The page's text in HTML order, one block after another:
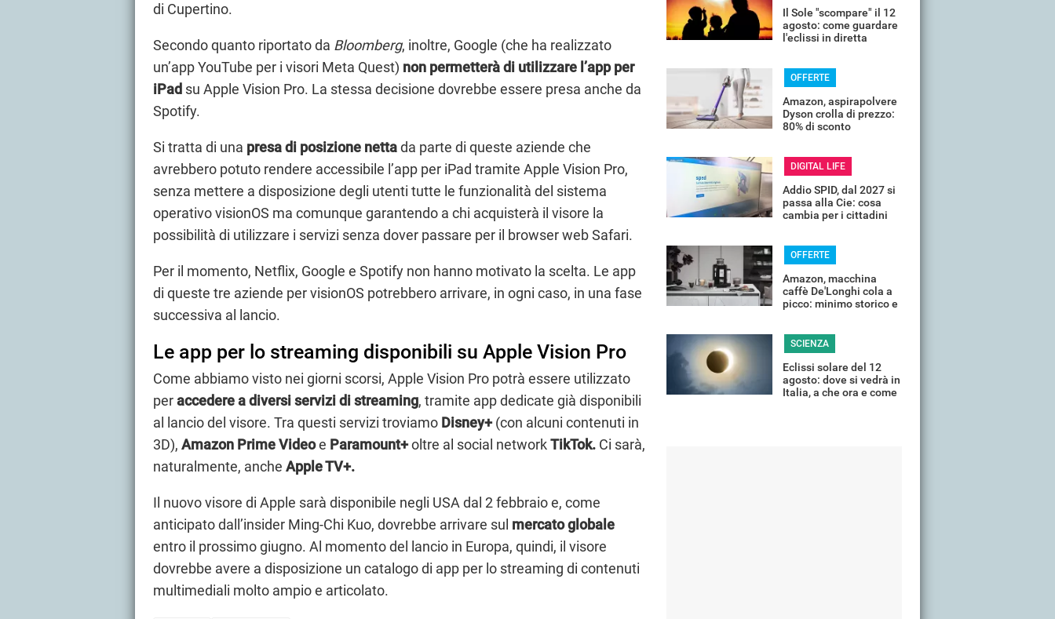
di Cupertino.
Secondo quanto riportato da Bloomberg, inoltre, Google (che ha realizzato
un’app YouTube per i visori Meta Quest) non permetterà di utilizzare l’app per
iPad su Apple Vision Pro. La stessa decisione dovrebbe essere presa anche da
Spotify.
Si tratta di una presa di posizione nettada parte di queste aziende che
avrebbero potuto rendere accessibile l’app per iPad tramite Apple Vision Pro,
senza mettere a disposizione degli utenti tutte le funzionalità del sistema
operativo visionOS ma comunque garantendo a chi acquisterà il visore la
possibilità di utilizzare i servizi senza dover passare per il browser web Safari.
Per il momento, Netflix, Google e Spotify non hanno motivato la scelta. Le app
di queste tre aziende per visionOS potrebbero arrivare, in ogni caso, in una fase
successiva al lancio.
Le app per lo streaming disponibili su Apple Vision Pro
Come abbiamo visto nei giorni scorsi, Apple Vision Pro potrà essere utilizzato
peraccedere a diversi servizi di streaming, tramite app dedicate già disponibili
al lancio del visore. Tra questi servizi troviamo Disney+(con alcuni contenuti in
3D), Amazon Prime Videoe Paramount+oltre al social networkTikTok. Ci sarà,
naturalmente, anche Apple TV+.
Il nuovo visore di Apple sarà disponibile negli USA dal 2 febbraio e, come
anticipato dall’insider Ming-Chi Kuo, dovrebbe arrivare sul mercato globale
entro il prossimo giugno. Al momento del lancio in Europa, quindi, il visore
dovrebbe avere a disposizione un catalogo di app per lo streaming di contenuti
multimediali molto ampio e articolato.
Il Sole "scompare" il 12
agosto: come guardare
l'eclissi in diretta
OFFERTE
Amazon, aspirapolvere
Dyson crolla di prezzo:
80% di sconto
DIGITAL LIFE
Addio SPID, dal 2027 si
passa alla Cie: cosa
cambia per i cittadini
OFFERTE
Amazon, macchina
caffè De'Longhi cola a
picco: minimo storico e
SCIENZA
Eclissi solare del 12
agosto: dove si vedrà in
Italia, a che ora e come